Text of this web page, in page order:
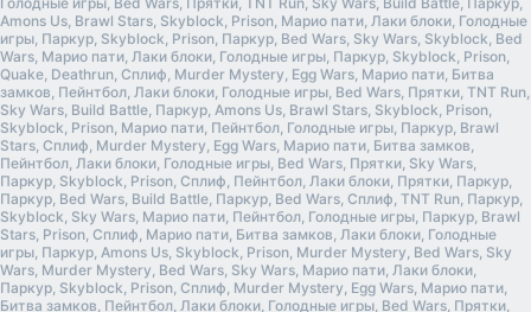
Amons Us, Brawl Stars, Skyblock, Prison, Марио пати, Лаки блоки, Голодные
игры, Паркур, Skyblock, Prison, Паркур, Bed Wars, Sky Wars, Skyblock, Bed
Wars, Марио пати, Лаки блоки, Голодные игры, Паркур, Skyblock, Prison,
Quake, Deathrun, Сплиф, Murder Mystery, Egg Wars, Марио пати, Битва
замков, Пейнтбол, Лаки блоки, Голодные игры, Bed Wars, Прятки, TNT Run,
Sky Wars, Build Battle, Паркур, Amons Us, Brawl Stars, Skyblock, Prison,
Skyblock, Prison, Марио пати, Пейнтбол, Голодные игры, Паркур, Brawl
Stars, Сплиф, Murder Mystery, Egg Wars, Марио пати, Битва замков,
Пейнтбол, Лаки блоки, Голодные игры, Bed Wars, Прятки, Sky Wars,
Паркур, Skyblock, Prison, Сплиф, Пейнтбол, Лаки блоки, Прятки, Паркур,
Паркур, Bed Wars, Build Battle, Паркур, Bed Wars, Сплиф, TNT Run, Паркур,
Skyblock, Sky Wars, Марио пати, Пейнтбол, Голодные игры, Паркур, Brawl
Stars, Prison, Сплиф, Марио пати, Битва замков, Лаки блоки, Голодные
игры, Паркур, Amons Us, Skyblock, Prison, Murder Mystery, Bed Wars, Sky
Wars, Murder Mystery, Bed Wars, Sky Wars, Марио пати, Лаки блоки,
Паркур, Skyblock, Prison, Сплиф, Murder Mystery, Egg Wars, Марио пати,
Битва замков, Пейнтбол, Лаки блоки, Голодные игры, Bed Wars, Прятки,